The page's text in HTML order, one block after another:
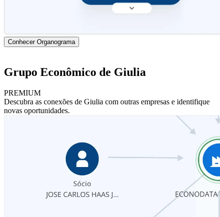
Conhecer Organograma
Grupo Econômico de Giulia
PREMIUM
Descubra as conexões de Giulia com outras empresas e identifique
novas oportunidades.